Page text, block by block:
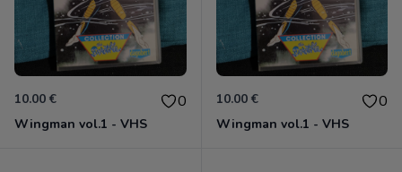
10.00 € 0
Wingman vol.1 - VHS
10.00 € 0
Wingman vol.1 - VHS